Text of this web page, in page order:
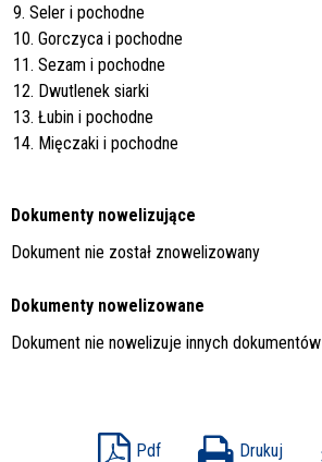
9. Seler i pochodne
10. Gorczyca i pochodne
11. Sezam i pochodne
12. Dwutlenek siarki
13. Łubin i pochodne
14. Mięczaki i pochodne
Dokumenty nowelizujące
Dokument nie został znowelizowany
Dokumenty nowelizowane
Dokument nie nowelizuje innych dokumentów
Pdf Drukuj